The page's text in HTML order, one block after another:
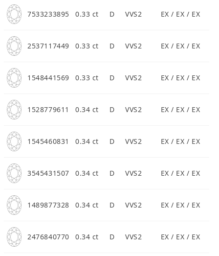
7533233895 0.33 ct D VVS2 EX / EX / EX
2537117449 0.33 ct D VVS2 EX / EX / EX
1548441569 0.33 ct D VVS2 EX / EX / EX
1528779611 0.34 ct D VVS2 EX / EX / EX
1545460831 0.34 ct D VVS2 EX / EX / EX
3545431507 0.34 ct D VVS2 EX / EX / EX
1489877328 0.34 ct D VVS2 EX / EX / EX
2476840770 0.34 ct D VVS2 EX / EX / EX